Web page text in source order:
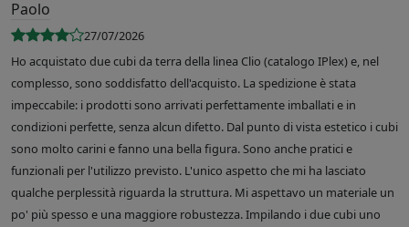
Paolo
27/07/2026
Ho acquistato due cubi da terra della linea Clio (catalogo IPlex) e, nel
complesso, sono soddisfatto dell'acquisto. La spedizione è stata
impeccabile: i prodotti sono arrivati perfettamente imballati e in
condizioni perfette, senza alcun difetto. Dal punto di vista estetico i cubi
sono molto carini e fanno una bella figura. Sono anche pratici e
funzionali per l'utilizzo previsto. L'unico aspetto che mi ha lasciato
qualche perplessità riguarda la struttura. Mi aspettavo un materiale un
po' più spesso e una maggiore robustezza. Impilando i due cubi uno